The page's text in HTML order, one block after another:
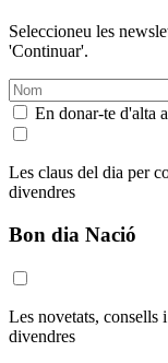
Seleccioneu les
'Continuar'.
En donar-te d'alta
Les claus del dia per
divendres
Bon dia Nació
Les novetats, consells
divendres